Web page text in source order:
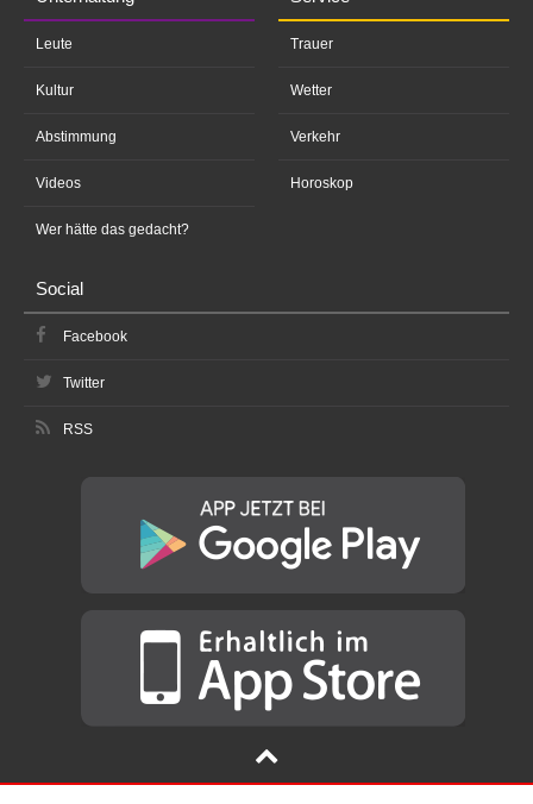
Leute
Kultur
Abstimmung
Videos
Wer hätte das gedacht?
Trauer
Wetter
Verkehr
Horoskop
Social
Facebook
Twitter
RSS